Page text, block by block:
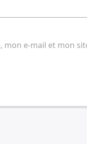
mon e-mail et mon